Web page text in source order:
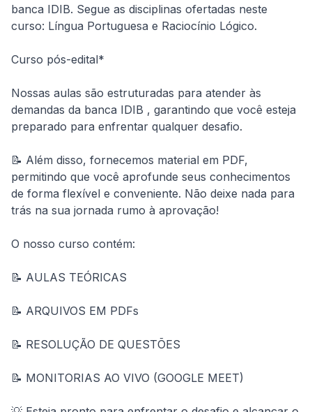
banca IDIB. Segue as disciplinas ofertadas neste
curso: Língua Portuguesa e Raciocínio Lógico.
Curso pós-edital*
Nossas aulas são estruturadas para atender às
demandas da banca IDIB , garantindo que você esteja
preparado para enfrentar qualquer desafio.
📝 Além disso, fornecemos material em PDF,
permitindo que você aprofunde seus conhecimentos
de forma flexível e conveniente. Não deixe nada para
trás na sua jornada rumo à aprovação!
O nosso curso contém:
📝 AULAS TEÓRICAS
📝 ARQUIVOS EM PDFs
📝 RESOLUÇÃO DE QUESTÕES
📝 MONITORIAS AO VIVO (GOOGLE MEET)